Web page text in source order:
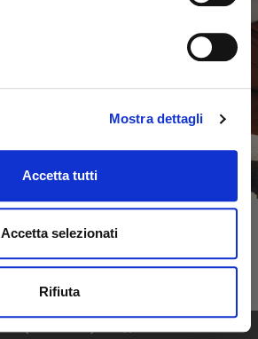
Mostra dettagli
Accetta tutti
Accetta selezionati
Rifiuta